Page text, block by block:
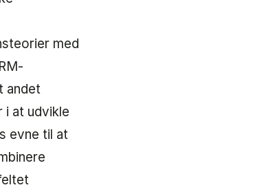
med
andet
i at udvikle
evne til at